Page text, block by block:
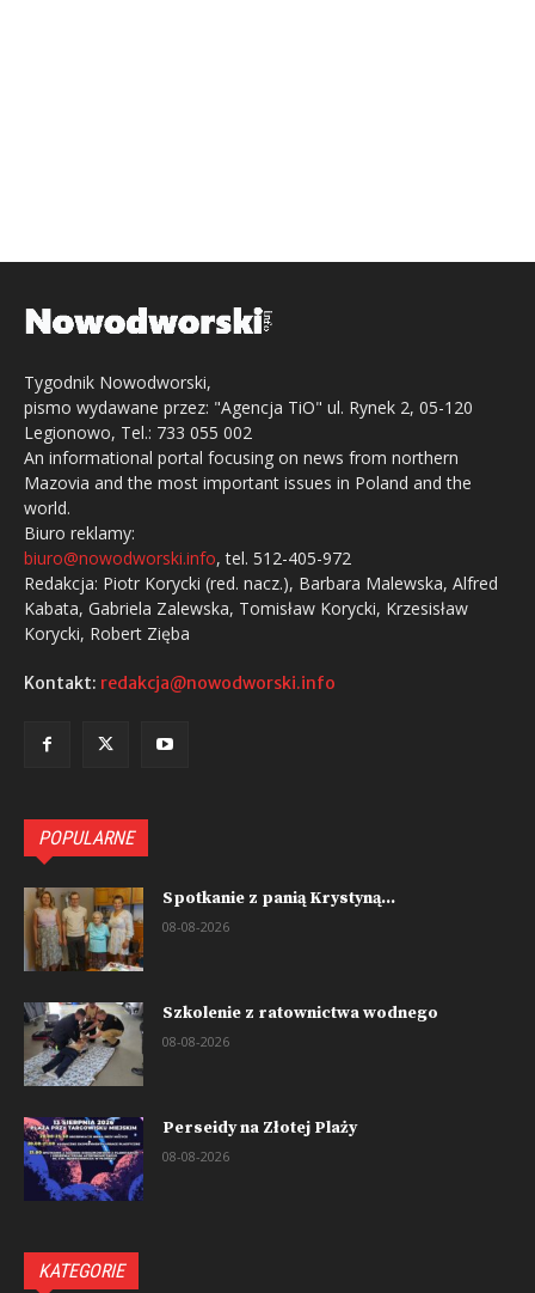
Tygodnik Nowodworski,
pismo wydawane przez: "Agencja TiO" ul. Rynek 2, 05-120
Legionowo, Tel.: 733 055 002
An informational portal focusing on news from northern
Mazovia and the most important issues in Poland and the
world.
Biuro reklamy:
biuro@nowodworski.info, tel. 512-405-972
Redakcja: Piotr Korycki (red. nacz.), Barbara Malewska, Alfred
Kabata, Gabriela Zalewska, Tomisław Korycki, Krzesisław
Korycki, Robert Zięba
Kontakt: redakcja@nowodworski.info
POPULARNE
Spotkanie z panią Krystyną...
08-08-2026
Szkolenie z ratownictwa wodnego
08-08-2026
Perseidy na Złotej Plaży
08-08-2026
KATEGORIE